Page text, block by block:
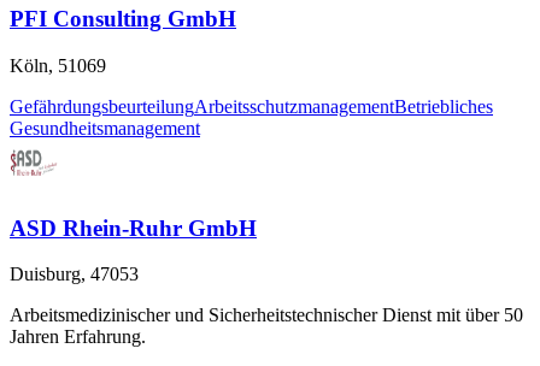
PFI Consulting GmbH
Köln, 51069
GefährdungsbeurteilungArbeitsschutzmanagementBetriebliches
Gesundheitsmanagement
ASD Rhein-Ruhr GmbH
Duisburg, 47053
Arbeitsmedizinischer und Sicherheitstechnischer Dienst mit über 50
Jahren Erfahrung.